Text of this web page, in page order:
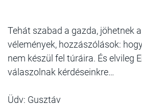
Tehát szabad a gazda, jöhetnek
vélemények, hozzászólások:
nem készül fel túráira. És elvileg
válaszolnak kérdéseinkre…
Üdv: Gusztáv